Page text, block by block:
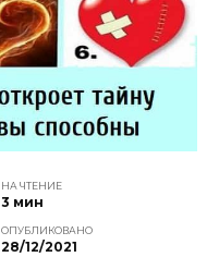
НА ЧТЕНИЕ
3 мин
ОПУБЛИКОВАНО
28/12/2021